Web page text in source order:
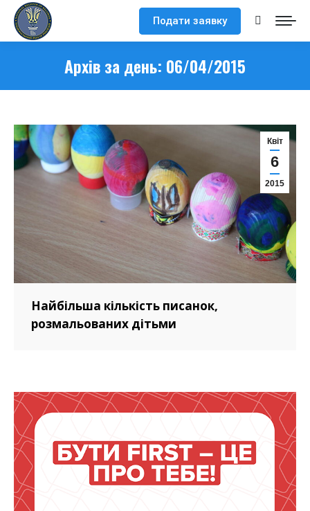
Подати заявку Search:
Архів за день: 06/04/2015
Квіт
6
2015
Найбільша кількість писанок,
розмальованих дітьми